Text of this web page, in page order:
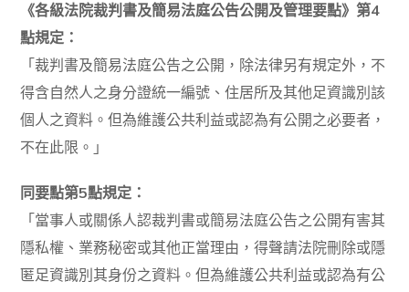
《各級法院裁判書及簡易法庭公告公開及管理要點》第4
點規定：
「裁判書及簡易法庭公告之公開，除法律另有規定外，不
得含自然人之身分證統一編號、住居所及其他足資識別該
個人之資料。但為維護公共利益或認為有公開之必要者，
不在此限。」
同要點第5點規定：
「當事人或關係人認裁判書或簡易法庭公告之公開有害其
隱私權、業務秘密或其他正當理由，得聲請法院刪除或隱
匿足資識別其身份之資料。但為維護公共利益或認為有公